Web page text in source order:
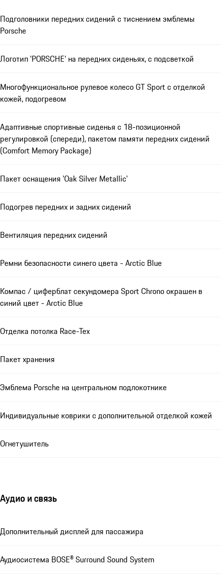
Подголовники передних сидений с тиснением эмблемы
Porsche
Логотип 'PORSCHE' на передних сиденьях, с подсветкой
Многофункциональное рулевое колесо GT Sport с отделкой
кожей, подогревом
Адаптивные спортивные сиденья с 18-позиционной
регулировкой (спереди), пакетом памяти передних сидений
(Comfort Memory Package)
Пакет оснащения 'Oak Silver Metallic'
Подогрев передних и задних сидений
Вентиляция передних сидений
Ремни безопасности синего цвета - Arctic Blue
Компас / циферблат секундомера Sport Chrono окрашен в
синий цвет - Arctic Blue
Отделка потолка Race-Tex
Пакет хранения
Эмблема Porsche на центральном подлокотнике
Индивидуальные коврики с дополнительной отделкой кожей
Огнетушитель
Аудио и связь
Дополнительный дисплей для пассажира
Аудиосистема BOSE® Surround Sound System